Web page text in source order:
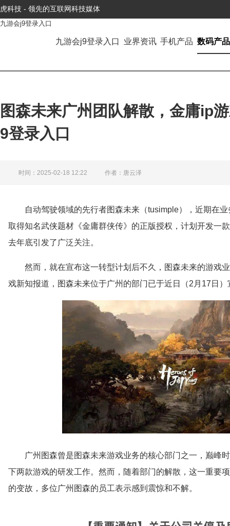
虎科技 - 领先的互联网科技媒体
九游会j9登录入口
九游会j9登录入口 业界资讯 手机产品 数码产品
图森未来广州团队解散，金庸ip
9登录入口
时间：2025-02-18 12:22 作者：唐云泽
自动驾驶领域的先行者图森未来（tusimple），近期在
取得知名武侠题材《金庸群侠传》的正版授权，计划开发一
去年底引发了广泛关注。
然而，就在宣布这一转型计划后不久，图森未来的游戏
戏新知报道，图森未来位于广州的部门已于近日（2月17日
广州图森曾是图森未来游戏业务的核心部门之一，巅峰
下两款游戏的研发工作。然而，随着部门的解散，这一重要
的变故，多位广州图森的员工表示感到震惊和不解。